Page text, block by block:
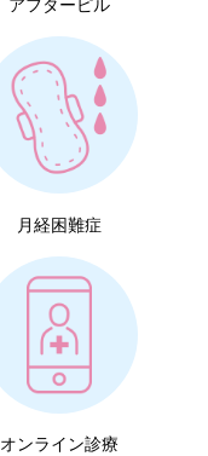
アフターピル
月経困難症
オンライン診療